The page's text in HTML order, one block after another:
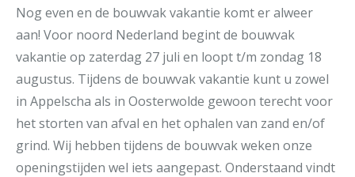
Nog even en de bouwvak vakantie komt er alweer
aan! Voor noord Nederland begint de bouwvak
vakantie op zaterdag 27 juli en loopt t/m zondag 18
augustus. Tijdens de bouwvak vakantie kunt u zowel
in Appelscha als in Oosterwolde gewoon terecht voor
het storten van afval en het ophalen van zand en/of
grind. Wij hebben tijdens de bouwvak weken onze
openingstijden wel iets aangepast. Onderstaand vindt